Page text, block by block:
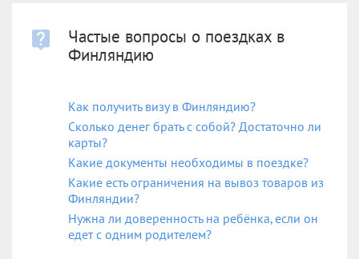
Частые вопросы о поездках в
Финляндию
Как получить визу в Финляндию?
Сколько денег брать с собой? Достаточно ли
карты?
Какие документы необходимы в поездке?
Какие есть ограничения на вывоз товаров из
Финляндии?
Нужна ли доверенность на ребёнка, если он
едет с одним родителем?